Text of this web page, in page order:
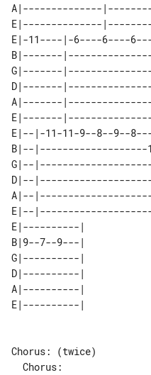
A|--------------
E|--------------
E|-11----|-6----6----
B|-------
G|-------
D|-------
A|-------
E|-------
E|--|-11-11-9--8--9--
B|--|-------------------
G|--
D|--
A|--
E|--
E|----------|
B|9--7--9---|
G|----------|
D|----------|
A|----------|
Chorus: (twice)